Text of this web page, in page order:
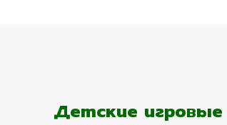
Детские игровые